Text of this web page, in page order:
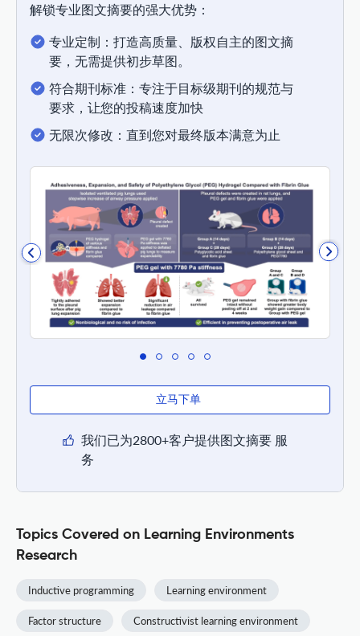
解锁专业图文摘要的强大优势：
专业定制：打造高质量、版权自主的图文摘
要，无需提供初步草图。
符合期刊标准：专注于目标级期刊的规范与
要求，让您的投稿速度加快
无限次修改：直到您对最终版本满意为止
立马下单
我们已为2800+客户提供图文摘要 服
务
Topics Covered on Learning Environments
Research
Inductive programming Learning environment
Factor structure Constructivist learning environment